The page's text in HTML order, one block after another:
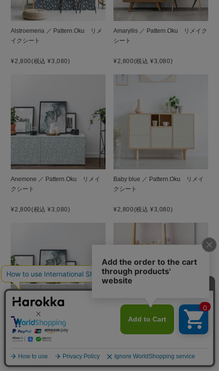
Alstroemeria ／ Pattern.Oku リメ
イクシート
¥2,800(税込 ¥3,080)
Amaryllis ／ Pattern.Oku リメイク
シート
¥2,800(税込 ¥3,080)
Anemone ／ Pattern.Oku リメイ
クシート
¥2,800(税込 ¥3,080)
Baby blue ／ Pattern.Oku リメイ
クシート
¥2,800(税込 ¥3,080)
Botanical blue ／ Pattern.Oku リ
メイクシート
¥2,800 (税込 ¥3,080)
Flamingo ／ Pattern.Oku リメイク
¥2,800(税込 ¥3,080)